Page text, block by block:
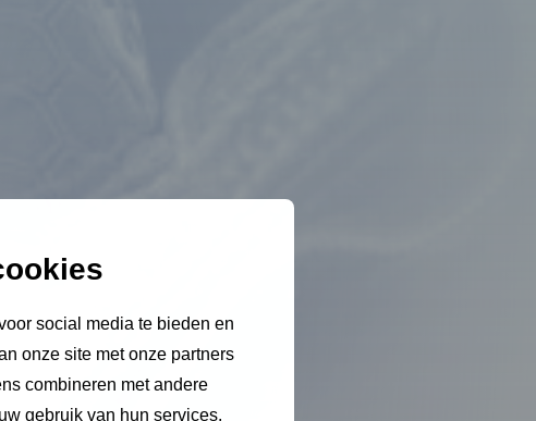
social media te bieden en
onze site met onze partners
combineren met andere
gebruik van hun services.